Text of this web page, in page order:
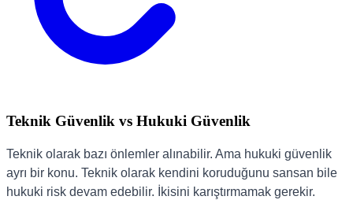
Teknik Güvenlik vs Hukuki Güvenlik
Teknik olarak bazı önlemler alınabilir. Ama hukuki güvenlik
ayrı bir konu. Teknik olarak kendini koruduğunu sansan bile
hukuki risk devam edebilir. İkisini karıştırmamak gerekir.